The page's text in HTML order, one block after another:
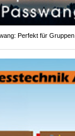
Perfekt für Gruppen